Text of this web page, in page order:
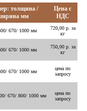
толщина /
мм
Цена с
НДС
670/ 1000 мм
720,00 р. за
кг
670/ 1000 мм
750,00 р. за
кг
670/ 1000 мм
цена по
запросу
670/ 800/ 1000 мм
цена по
запросу